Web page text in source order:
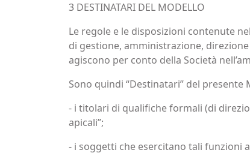
3 DESTINATARI DEL MODELLO
Le regole e le disposizioni contenute
di gestione, amministrazione,
agiscono per conto della Società
Sono quindi “Destinatari” del presente
- i titolari di qualifiche formali (di
apicali”;
- i soggetti che esercitano tali funzioni